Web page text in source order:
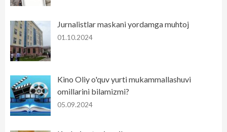
Jurnalistlar maskani yordamga muhtoj
01.10.2024
Kino Oliy o'quv yurti mukammallashuvi
omillarini bilamizmi?
05.09.2024